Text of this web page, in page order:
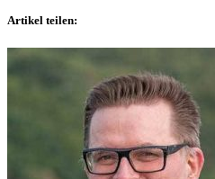
Artikel teilen: